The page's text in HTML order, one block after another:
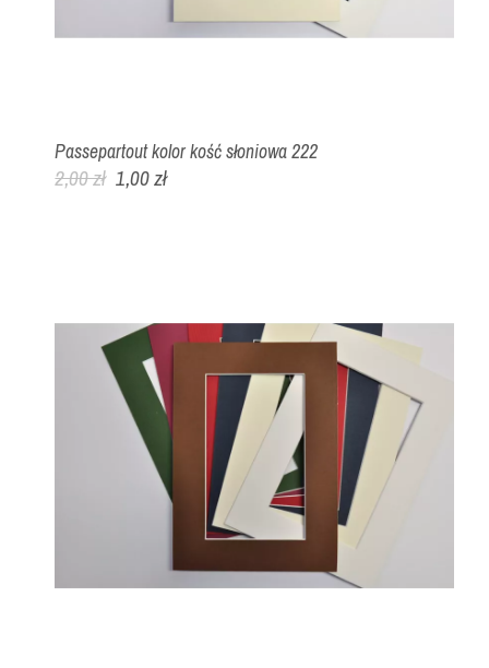
Passepartout kolor kość słoniowa 222
2,00 zł 1,00 zł